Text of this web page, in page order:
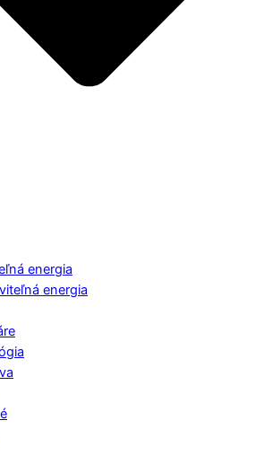
energia
energia